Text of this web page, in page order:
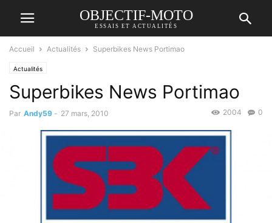
OBJECTIF-MOTO
ESSAIS ET ACTUALITÉS
Accueil Actualités Superbikes News Portimao
Actualités
Superbikes News Portimao
Par Andy59 - 27 mars, 2010 0
2004